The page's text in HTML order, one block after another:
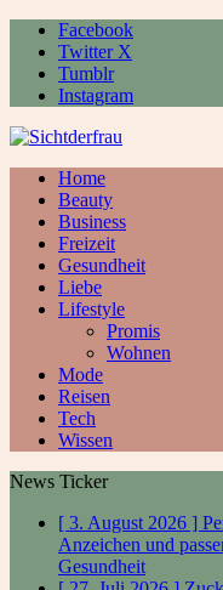
Facebook
Twitter X
Tumblr
Instagram
Home
Beauty
Business
Freizeit
Gesundheit
Liebe
Lifestyle
Promis
Wohnen
Mode
Reisen
Tech
Wissen
News Ticker
[ 3. August 2026 ]
Anzeichen und
Gesundheit